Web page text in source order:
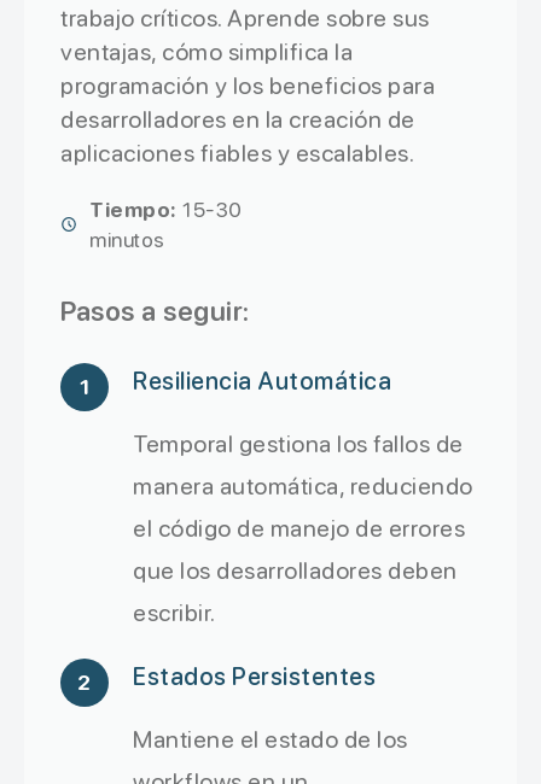
trabajo críticos. Aprende sobre sus
ventajas, cómo simplifica la
programación y los beneficios para
desarrolladores en la creación de
aplicaciones fiables y escalables.
Tiempo: 15-30
minutos
Pasos a seguir:
1 Resiliencia Automática
Temporal gestiona los fallos de
manera automática, reduciendo
el código de manejo de errores
que los desarrolladores deben
escribir.
2 Estados Persistentes
Mantiene el estado de los